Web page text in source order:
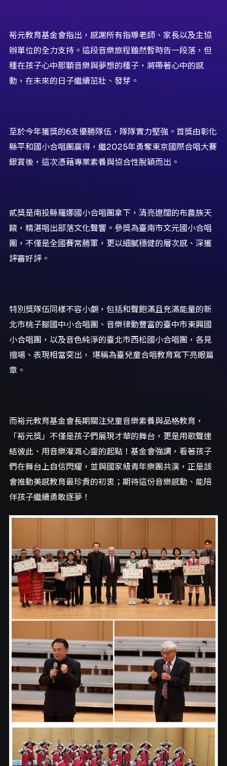
裕元教育基金會指出，感謝所有指導老師、家長以及主協
辦單位的全力支持。這段音樂旅程雖然暫時告一段落，但
種在孩子心中那顆音樂與夢想的種子，將帶著心中的感
動，在未來的日子繼續茁壯、發芽。
至於今年獲獎的6支優勝隊伍，隊隊實力堅強。首獎由彰化
縣平和國小合唱團贏得，繼2025年勇奪東京國際合唱大賽
銀賞後，這次憑藉專業素養與協合性脫穎而出。
貳獎是南投縣羅娜國小合唱團拿下，清亮遼闊的布農族天
籟，精湛唱出部落文化聲響。參獎為臺南市文元國小合唱
團，不僅是全國賽常勝軍，更以細膩穩健的層次感、深獲
評審好評。
特別獎隊伍同樣不容小覷，包括和聲飽滿且充滿能量的新
北市桃子腳國中小合唱團、音樂律動豐富的臺中市東興國
小合唱團，以及音色純淨的臺北市西松國小合唱團，各見
擅場、表現相當突出， 堪稱為臺兒童合唱教育寫下亮眼篇
章。
而裕元教育基金會長期關注兒童音樂素養與品格教育，
「裕元獎」不僅是孩子們展現才華的舞台，更是用歌聲連
結彼此、用音樂灌溉心靈的起點！基金會強調，看著孩子
們在舞台上自信閃耀，並與國家級青年樂團共演，正是該
會推動美感教育最珍貴的初衷；期待這份音樂感動、能陪
伴孩子繼續勇敢逐夢！